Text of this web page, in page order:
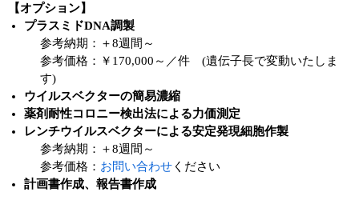
【オプション】
プラスミドDNA調製
参考納期：＋8週間～
参考価格：￥170,000～／件 (遺伝子長で変動いたしま
す)
ウイルスベクターの簡易濃縮
薬剤耐性コロニー検出法による力価測定
レンチウイルスベクターによる安定発現細胞作製
参考納期：＋8週間～
参考価格： お問い合わせ ください
計画書作成、報告書作成